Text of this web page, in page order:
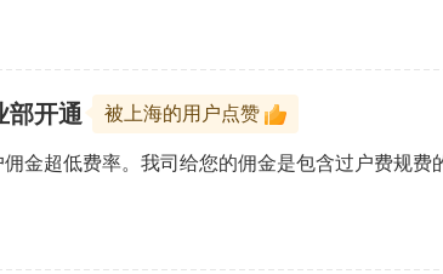
部开通 被上海的用户点赞
金超低费率。我司给您的佣金是包含过户费规费